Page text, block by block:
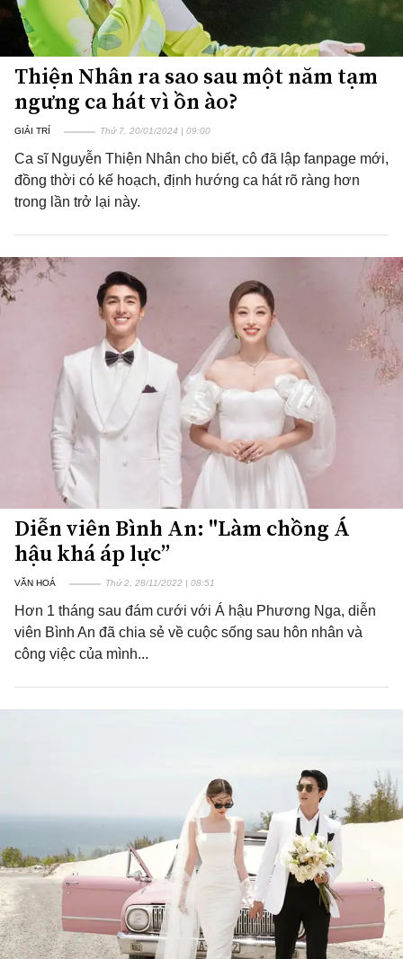
Thiện Nhân ra sao sau một năm tạm
ngưng ca hát vì ồn ào?
GIẢI TRÍ Thứ 7, 20/01/2024 | 09:00
Ca sĩ Nguyễn Thiện Nhân cho biết, cô đã lập fanpage mới,
đồng thời có kế hoạch, định hướng ca hát rõ ràng hơn
trong lần trở lại này.
Diễn viên Bình An: "Làm chồng Á
hậu khá áp lực”
VĂN HOÁ Thứ 2, 28/11/2022 | 08:51
Hơn 1 tháng sau đám cưới với Á hậu Phương Nga, diễn
viên Bình An đã chia sẻ về cuộc sống sau hôn nhân và
công việc của mình...